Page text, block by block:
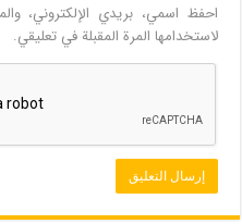
احفظ اسمي، بريدي الإلكتروني،
لاستخدامها المرة المقبلة في تعليقي.